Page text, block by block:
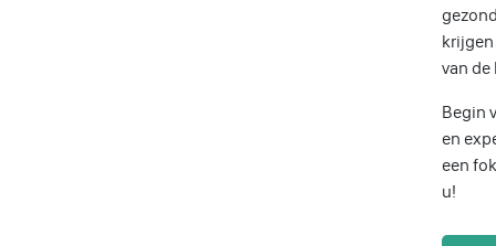
van de
Begin
en
een
u!